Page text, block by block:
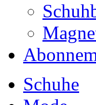
Schuhe